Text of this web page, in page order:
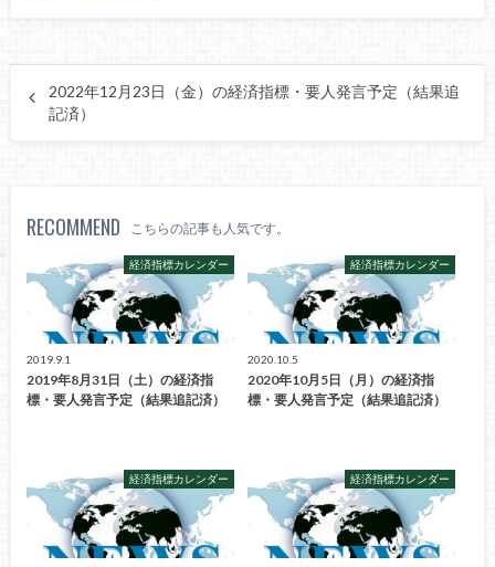
2022年12月23日（金）の経済指標・要人発言予定（結果追
記済）
RECOMMEND こちらの記事も人気です。
経済指標カレンダー
2019.9.1
2019年8月31日（土）の経済指
標・要人発言予定（結果追記済）
経済指標カレンダー
2020.10.5
2020年10月5日（月）の経済指
標・要人発言予定（結果追記済）
経済指標カレンダー 経済指標カレンダー